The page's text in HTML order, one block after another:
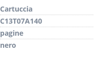
Cartuccia
C13T07A140
pagine
nero